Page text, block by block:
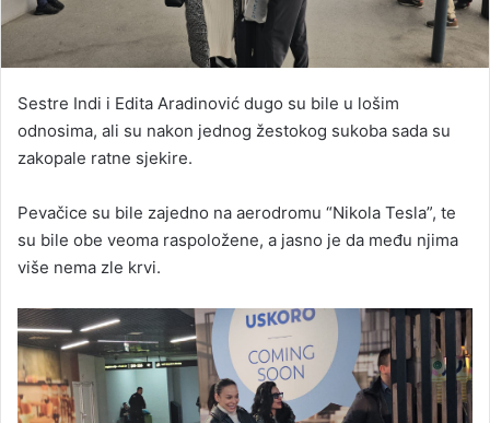
Sestre Indi i Edita Aradinović dugo su bile u lošim
odnosima, ali su nakon jednog žestokog sukoba sada su
zakopale ratne sjekire.
Pevačice su bile zajedno na aerodromu “Nikola Tesla”, te
su bile obe veoma raspoložene, a jasno je da među njima
više nema zle krvi.